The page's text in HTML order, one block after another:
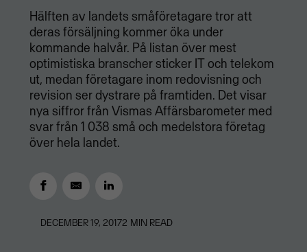
Hälften av landets småföretagare tror att
deras försäljning kommer öka under
kommande halvår. På listan över mest
optimistiska branscher sticker IT och telekom
ut, medan företagare inom redovisning och
revision ser dystrare på framtiden. Det visar
nya siffror från Vismas Affärsbarometer med
svar från 1 038 små och medelstora företag
över hela landet.
DECEMBER 19, 20172 MIN READ